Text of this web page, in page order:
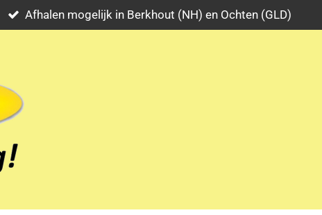
Afhalen mogelijk in Berkhout (NH) en Ochten (GLD)